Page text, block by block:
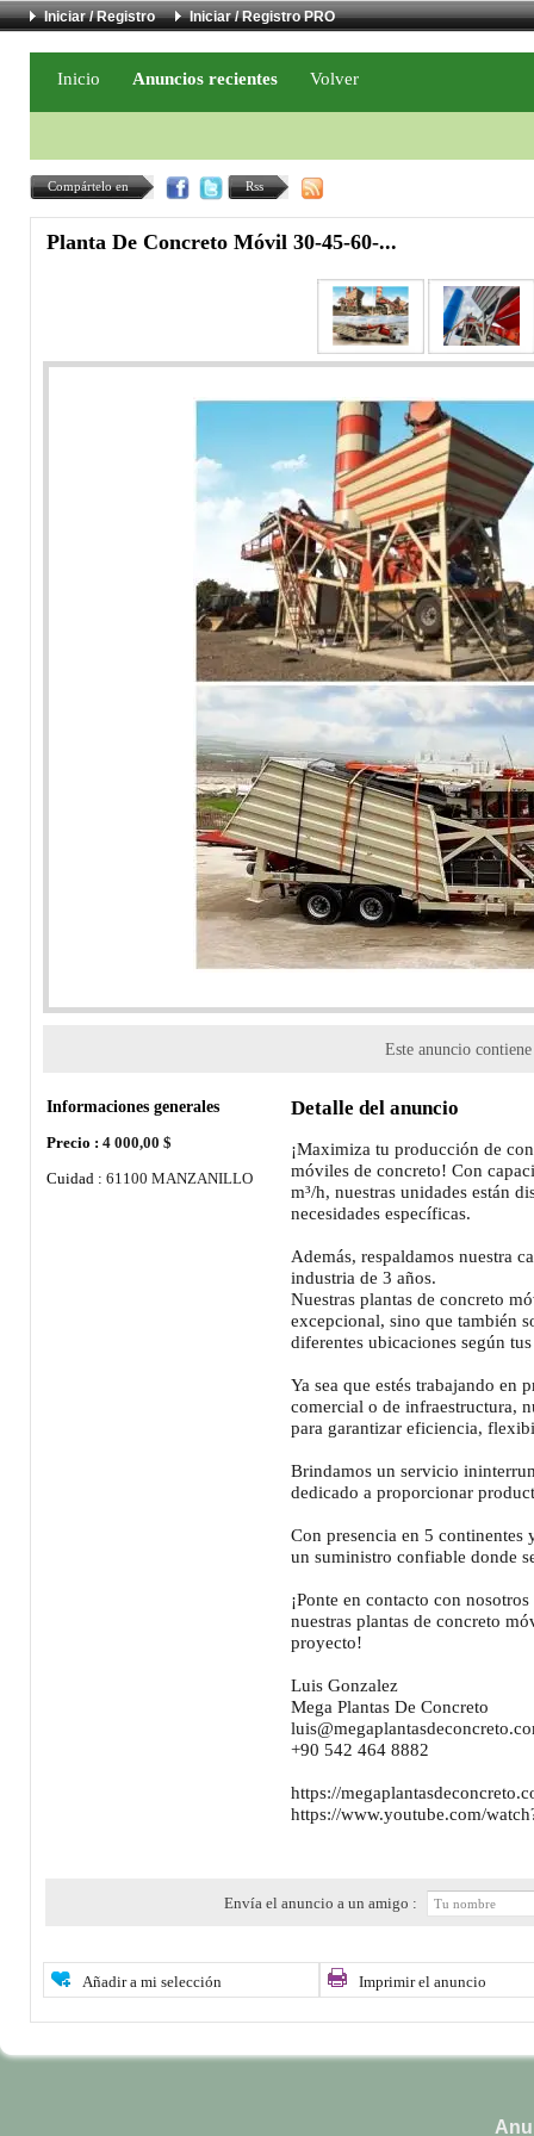
Iniciar / Registro Iniciar / Registro PRO
Inicio Anuncios recientes Volver
Compártelo en Rss
Planta De Concreto Móvil 30-45-60-...
Este anuncio
Informaciones generales
Precio : 4 000,00 $
Cuidad : 61100 MANZANILLO
Detalle del anuncio
¡Maximiza tu producción de
móviles de concreto! Con
m³/h, nuestras unidades están
necesidades específicas.
Además, respaldamos nuestra
industria de 3 años.
Nuestras plantas de concreto
excepcional, sino que también
diferentes ubicaciones según
Ya sea que estés trabajando en
comercial o de infraestructura,
para garantizar eficiencia,
Brindamos un servicio
dedicado a proporcionar
Con presencia en 5 continentes
un suministro confiable donde
¡Ponte en contacto con
nuestras plantas de concreto
proyecto!
Luis Gonzalez
Mega Plantas De Concreto
+90 542 464 8882
https://
https://www.youtube.com/
Envía el anuncio a un amigo :
Añadir a mi selección Imprimir el anuncio